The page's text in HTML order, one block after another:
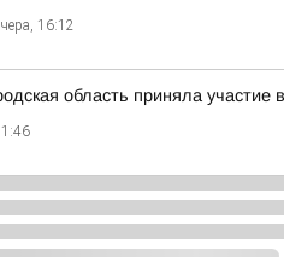
16:12
область приняла